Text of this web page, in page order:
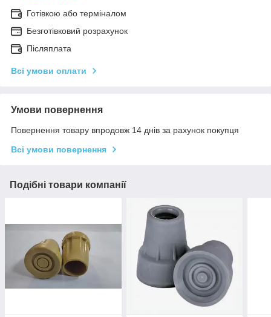
Готівкою або терміналом
Безготівковий розрахунок
Післяплата
Всі умови оплати
Умови повернення
Повернення товару впродовж 14 днів за рахунок покупця
Всі умови повернення
Подібні товари компанії